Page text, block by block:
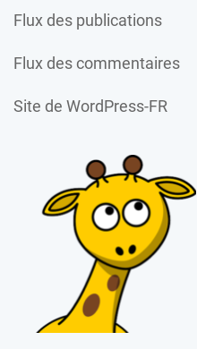
Flux des publications
Flux des commentaires
Site de WordPress-FR